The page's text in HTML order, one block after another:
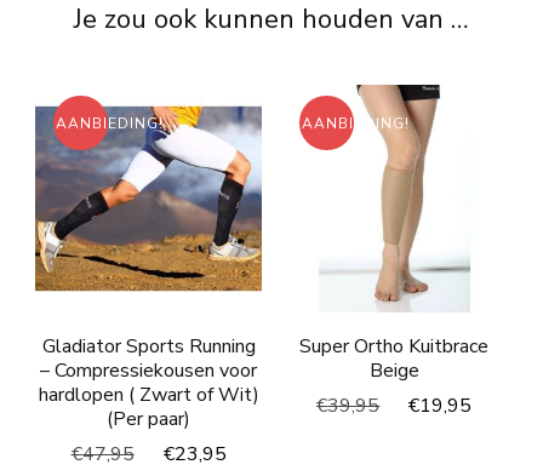
Je zou ook kunnen houden van …
AANBIEDING!
Gladiator Sports Running
– Compressiekousen voor
hardlopen ( Zwart of Wit)
(Per paar)
€47,95
Oorspronkelijke
€23,95
AANBIEDING!
Super Ortho Kuitbrace
Beige
€39,95
Oorspronkelijke
€19,95